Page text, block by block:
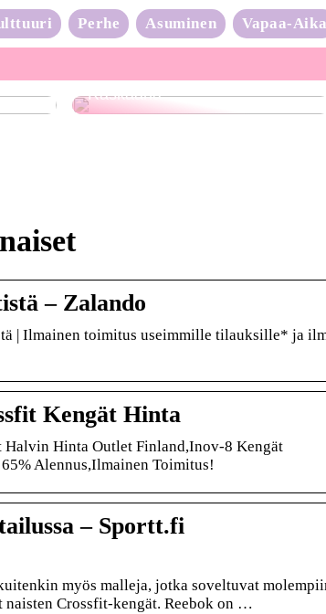
Perhe Asuminen Vapaa-Aika
Raskaana?
– Zalando
| Ilmainen toimitus useimmille tilauksille* ja
Kengät Hinta
Hinta Outlet Finland,Inov-8 Kengät
Alennus,Ilmainen Toimitus!
– Sportt.fi
myös malleja, jotka soveltuvat
naisten Crossfit-kengät. Reebok on …